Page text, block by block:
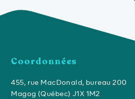
Coordonnées
455, rue MacDonald, bureau 200
Magog (Québec) J1X 1M2